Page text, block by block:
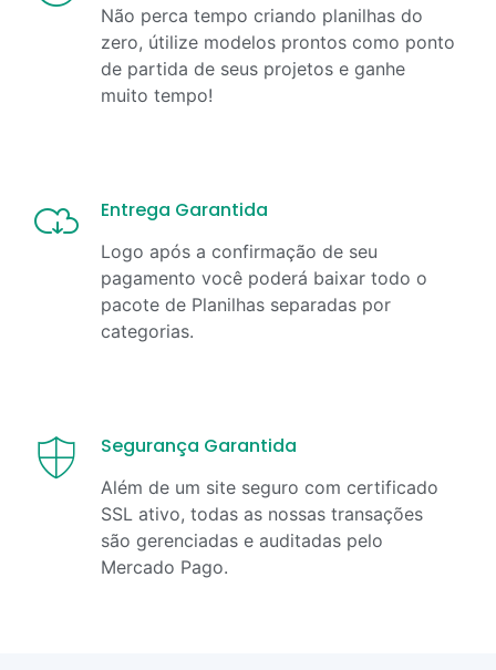
Não perca tempo criando planilhas do
zero, útilize modelos prontos como ponto
de partida de seus projetos e ganhe
muito tempo!
Entrega Garantida
Logo após a confirmação de seu
pagamento você poderá baixar todo o
pacote de Planilhas separadas por
categorias.
Segurança Garantida
Além de um site seguro com certificado
SSL ativo, todas as nossas transações
são gerenciadas e auditadas pelo
Mercado Pago.